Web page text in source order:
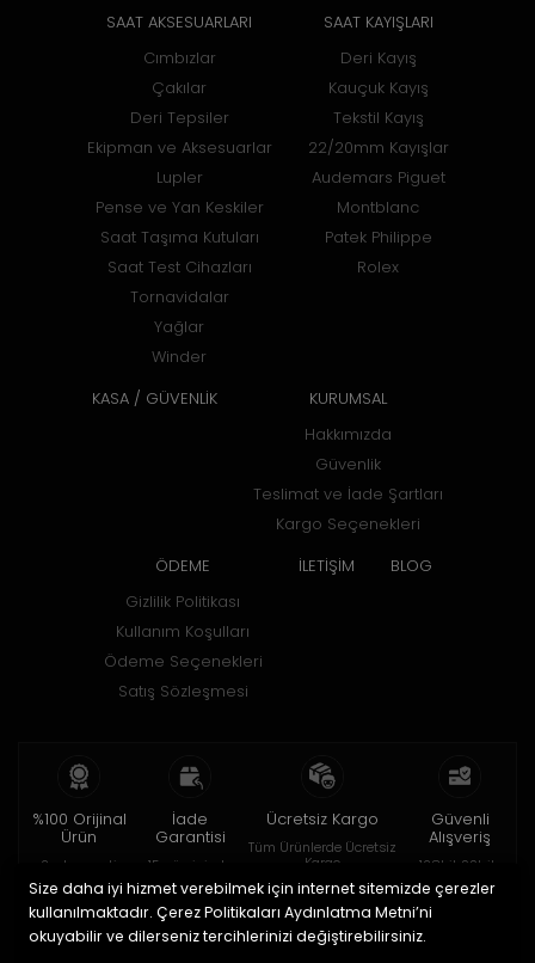
SAAT AKSESUARLARI
Cımbızlar
Çakılar
Deri Tepsiler
Ekipman ve Aksesuarlar
Lupler
Pense ve Yan Keskiler
Saat Taşıma Kutuları
Saat Test Cihazları
Tornavidalar
Yağlar
Winder
SAAT KAYIŞLARI
Deri Kayış
Kauçuk Kayış
Tekstil Kayış
22/20mm Kayışlar
Audemars Piguet
Montblanc
Patek Philippe
Rolex
KASA / GÜVENLİK KURUMSAL
Hakkımızda
Güvenlik
Teslimat ve İade Şartları
Kargo Seçenekleri
ÖDEME
Gizlilik Politikası
Kullanım Koşulları
Ödeme Seçenekleri
Satış Sözleşmesi
İLETİŞİM BLOG
%100 Orijinal
Ürün
2 yıl garanti
İade
Garantisi
15 gün içinde
Ücretsiz Kargo
Tüm Ürünlerde Ücretsiz
Kargo
Güvenli
Alışveriş
128bit SSL ile
© 2020HOROBOX SHOP. Tüm hakları saklıdır.
Size daha iyi hizmet verebilmek için internet sitemizde çerezler
kullanılmaktadır. Çerez Politikaları Aydınlatma Metni’ni
okuyabilir ve dilerseniz tercihlerinizi değiştirebilirsiniz.